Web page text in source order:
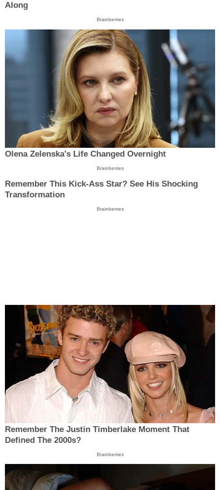
Along
Brainberries
Olena Zelenska's Life Changed Overnight
Brainberries
Remember This Kick-Ass Star? See His Shocking
Transformation
Brainberries
Remember The Justin Timberlake Moment That
Defined The 2000s?
Brainberries